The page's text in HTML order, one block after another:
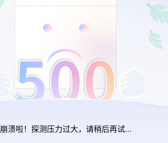
崩溃啦！探测压力过大，请稍后再试…